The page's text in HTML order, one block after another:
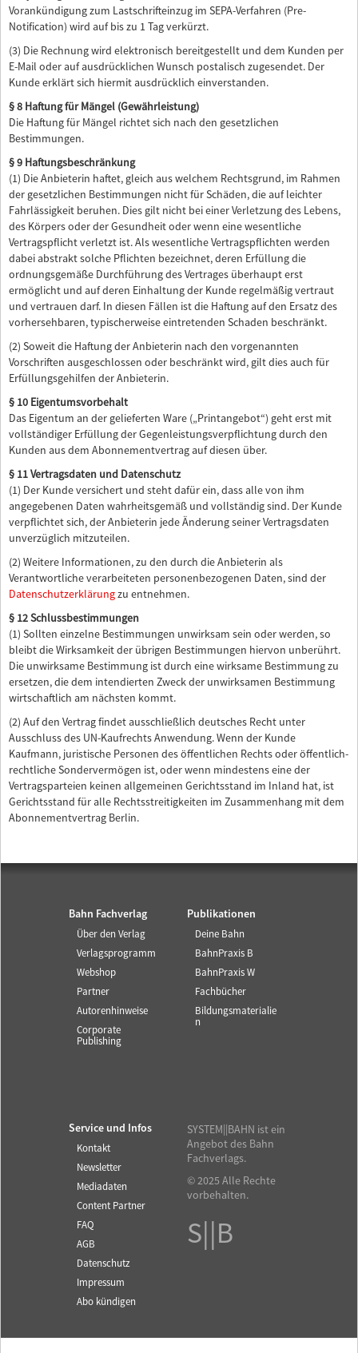
Vorankündigung zum Lastschrifteinzug im SEPA-Verfahren (Pre-
Notification) wird auf bis zu 1 Tag verkürzt.
(3) Die Rechnung wird elektronisch bereitgestellt und dem Kunden per
E-Mail oder auf ausdrücklichen Wunsch postalisch zugesendet. Der
Kunde erklärt sich hiermit ausdrücklich einverstanden.
§ 8 Haftung für Mängel (Gewährleistung)
Die Haftung für Mängel richtet sich nach den gesetzlichen
Bestimmungen.
§ 9 Haftungsbeschränkung
(1) Die Anbieterin haftet, gleich aus welchem Rechtsgrund, im Rahmen
der gesetzlichen Bestimmungen nicht für Schäden, die auf leichter
Fahrlässigkeit beruhen. Dies gilt nicht bei einer Verletzung des Lebens,
des Körpers oder der Gesundheit oder wenn eine wesentliche
Vertragspflicht verletzt ist. Als wesentliche Vertragspflichten werden
dabei abstrakt solche Pflichten bezeichnet, deren Erfüllung die
ordnungsgemäße Durchführung des Vertrages überhaupt erst
ermöglicht und auf deren Einhaltung der Kunde regelmäßig vertraut
und vertrauen darf. In diesen Fällen ist die Haftung auf den Ersatz des
vorhersehbaren, typischerweise eintretenden Schaden beschränkt.
(2) Soweit die Haftung der Anbieterin nach den vorgenannten
Vorschriften ausgeschlossen oder beschränkt wird, gilt dies auch für
Erfüllungsgehilfen der Anbieterin.
§ 10 Eigentumsvorbehalt
Das Eigentum an der gelieferten Ware („Printangebot“) geht erst mit
vollständiger Erfüllung der Gegenleistungsverpflichtung durch den
Kunden aus dem Abonnementvertrag auf diesen über.
§ 11 Vertragsdaten und Datenschutz
(1) Der Kunde versichert und steht dafür ein, dass alle von ihm
angegebenen Daten wahrheitsgemäß und vollständig sind. Der Kunde
verpflichtet sich, der Anbieterin jede Änderung seiner Vertragsdaten
unverzüglich mitzuteilen.
(2) Weitere Informationen, zu den durch die Anbieterin als
Verantwortliche verarbeiteten personenbezogenen Daten, sind der
Datenschutzerklärungzu entnehmen.
§ 12 Schlussbestimmungen
(1) Sollten einzelne Bestimmungen unwirksam sein oder werden, so
bleibt die Wirksamkeit der übrigen Bestimmungen hiervon unberührt.
Die unwirksame Bestimmung ist durch eine wirksame Bestimmung zu
ersetzen, die dem intendierten Zweck der unwirksamen Bestimmung
wirtschaftlich am nächsten kommt.
(2) Auf den Vertrag findet ausschließlich deutsches Recht unter
Ausschluss des UN-Kaufrechts Anwendung. Wenn der Kunde
Kaufmann, juristische Personen des öffentlichen Rechts oder öffentlich-
rechtliche Sondervermögen ist, oder wenn mindestens eine der
Vertragsparteien keinen allgemeinen Gerichtsstand im Inland hat, ist
Gerichtsstand für alle Rechtsstreitigkeiten im Zusammenhang mit dem
Abonnementvertrag Berlin.
Bahn Fachverlag
Über den Verlag
Verlagsprogramm
Webshop
Partner
Autorenhinweise
Corporate
Publishing
Publikationen
Deine Bahn
BahnPraxis B
BahnPraxis W
Fachbücher
Bildungsmaterialie
n
Service und Infos
Kontakt
Newsletter
Mediadaten
Content Partner
FAQ
AGB
Datenschutz
Impressum
Abo kündigen
SYSTEM||BAHN ist ein
Angebot des Bahn
Fachverlags.
© 2025 Alle Rechte
vorbehalten.
S||B